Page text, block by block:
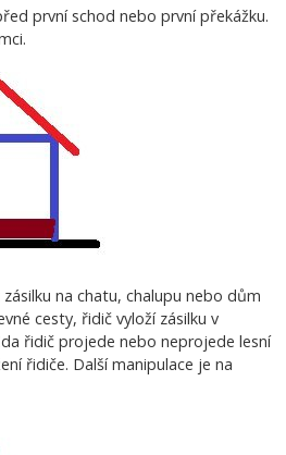
první schod nebo první překážku.
na chatu, chalupu nebo dům
cesty, řidič vyloží zásilku v
řidič projede nebo neprojede lesní
řidiče. Další manipulace je na